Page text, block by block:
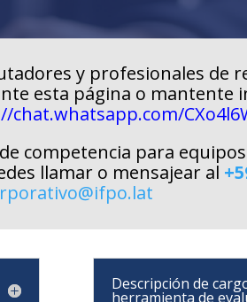
y profesionales de
esta página o mantente
chat.whatsapp.com/
competencia para
llamar o mensajear al
Descripción de
herramienta de